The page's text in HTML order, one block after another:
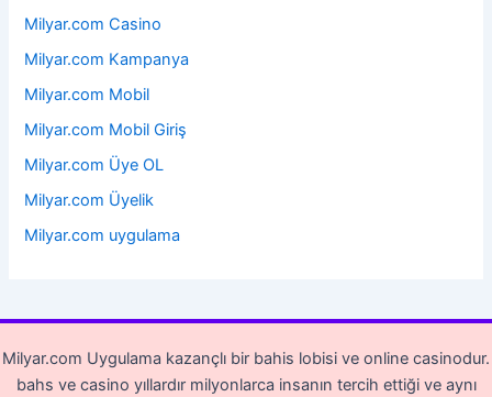
Milyar.com Casino
Milyar.com Kampanya
Milyar.com Mobil
Milyar.com Mobil Giriş
Milyar.com Üye OL
Milyar.com Üyelik
Milyar.com uygulama
Milyar.com Uygulama kazançlı bir bahis lobisi ve online casinodur.
bahs ve casino yıllardır milyonlarca insanın tercih ettiği ve aynı